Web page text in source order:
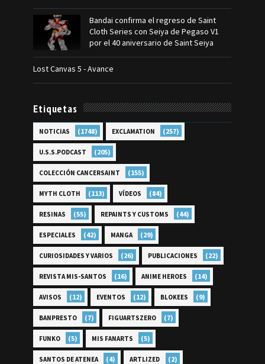
Bandai confirma el regreso de Saint
Cloth Series con Seiya de Pegaso V1
por el 40 aniversario de Saint Seiya
Lost Canvas 5 - Avance
Etiquetas
NOTICIAS (1748) EXCLAMATION (257)
U.S.S.PODCAST (205)
COLECCIÓN CANCERSAINT (155)
MYTH CLOTH (113) VÍDEOS (84)
RESINAS (55) REPAINTS Y CUSTOMS (44)
ESPECIALES (42) MANGA (29)
CURIOSIDADES Y VARIOS (26) PUBLICACIONES (22)
REVISTA MIS-SANTOS (16) ANIME HEROES (14)
AVISOS (12) EVENTOS (12) BLOKEES (9)
BANPRESTO (7) FIGUARTSZERO (7)
FUNKO (5) MIS FANARTS (5)
SANTOS DE ATENEA (4) ARTLIZED (2)